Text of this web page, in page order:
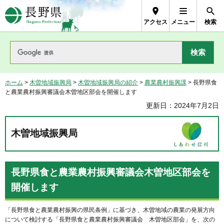
長野県Nagano Prefecture
アクセス メニュー 検索
ホーム > 木曽地域振興局 > 木曽地域振興局の紹介 > 農業農村振興課 > 長野県食
と農業農村振興審議会木曽地区部会を開催します
更新日：2024年7月2日
木曽地域振興局
長野県食と農業農村振興審議会木曽地区部会を
開催します
「長野県食と農業農村振興の県民条例」に基づき、木曽地域の農業の発展方向
について検討する「長野県食と農業農村振興審議会 木曽地区部会」を、次の